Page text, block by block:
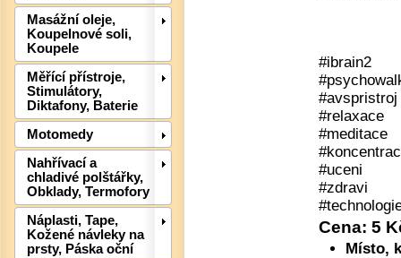
Masážní oleje,
Koupelnové soli,
Koupele
Měřící přístroje,
Stimulátory,
Diktafony, Baterie
Motomedy
Nahřívací a
chladivé polštářky,
Obklady, Termofory
Náplasti, Tape,
Kožené návleky na
prsty, Páska oční
#ibrain2
#avspristroj
#relaxace
#meditace
#uceni
#zdravi
Cena: 5
Místo,